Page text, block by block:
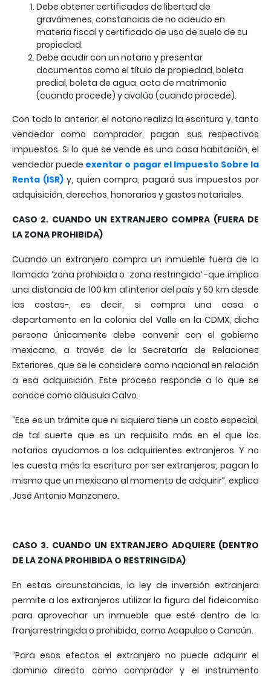
Debe obtener certificados de libertad de
gravámenes, constancias de no adeudo en
materia fiscal y certificado de uso de suelo de su
propiedad.
Debe acudir con un notario y presentar
documentos como el título de propiedad, boleta
predial, boleta de agua, acta de matrimonio
(cuando procede) y avalúo (cuando procede).
Con todo lo anterior, el notario realiza la escritura y, tanto
vendedor como comprador, pagan sus respectivos
impuestos. Si lo que se vende es una casa habitación, el
vendedor puede exentar o pagar el Impuesto Sobre la
Renta (ISR) y, quien compra, pagará sus impuestos por
adquisición, derechos, honorarios y gastos notariales.
CASO 2. CUANDO UN EXTRANJERO COMPRA (FUERA DE
LA ZONA PROHIBIDA)
Cuando un extranjero compra un inmueble fuera de la
llamada ‘zona prohibida o zona restringida’ -que implica
una distancia de 100 km al interior del país y 50 km desde
las costas-, es decir, si compra una casa o
departamento en la colonia del Valle en la CDMX, dicha
persona únicamente debe convenir con el gobierno
mexicano, a través de la Secretaría de Relaciones
Exteriores, que se le considere como nacional en relación
a esa adquisición. Este proceso responde a lo que se
conoce como cláusula Calvo.
“Ese es un trámite que ni siquiera tiene un costo especial,
de tal suerte que es un requisito más en el que los
notarios ayudamos a los adquirientes extranjeros. Y no
les cuesta más la escritura por ser extranjeros, pagan lo
mismo que un mexicano al momento de adquirir”, explica
José Antonio Manzanero.
CASO 3. CUANDO UN EXTRANJERO ADQUIERE (DENTRO
DE LA ZONA PROHIBIDA O RESTRINGIDA)
En estas circunstancias, la ley de inversión extranjera
permite a los extranjeros utilizar la figura del fideicomiso
para aprovechar un inmueble que esté dentro de la
franja restringida o prohibida, como Acapulco o Cancún.
“Para esos efectos el extranjero no puede adquirir el
dominio directo como comprador y el instrumento